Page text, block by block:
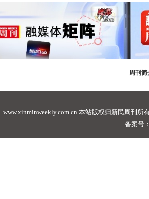
周刊简
www.xinminweekly.com.cn 本站版权归新民周刊所
备案号